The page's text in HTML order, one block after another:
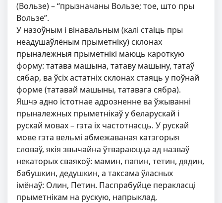
(Вользе) – “прызначаны Вользе; тое, што пры
Вользе”.
У назоўным і вінавальным (калі стаіць пры
неадушаўлёным прыметніку) склонах
прыналежныя прыметнікі маюць кароткую
форму: татава машына, татаву машыну, татаў
сябар, ва ўсіх астатніх склонах стаяць у поўнай
форме (татавай машыны, татавага сябра).
Яшчэ адно істотнае адрозненне ва ўжыванні
прыналежных прыметнікаў у беларускай і
рускай мовах – гэта іх частотнасць. У рускай
мове гэта вельмі абмежаваная катэгорыя
словаў, якія звычайна ўтвараюцца ад назваў
некаторых сваякоў: мамин, папин, тетин, дядин,
бабушкин, дедушкин, а таксама ўласных
імёнаў: Олин, Петин. Паспрабуйце перакласці
прыметнікам на рускую, напрыклад,